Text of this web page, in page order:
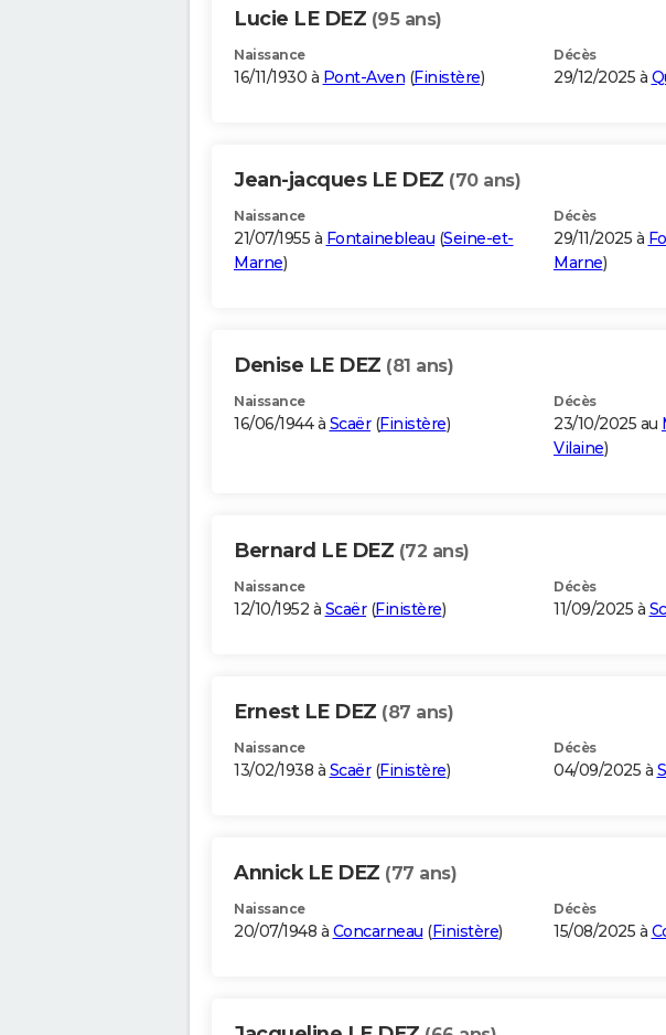
Lucie LE DEZ (95 ans)
Naissance
16/11/1930 à Pont-Aven (Finistère)
Décès
29/12/2025 à
Jean-jacques LE DEZ (70 ans)
Naissance
21/07/1955 à Fontainebleau (Seine-et-
Marne)
Décès
29/11/2025 à
Marne)
Denise LE DEZ (81 ans)
Naissance
16/06/1944 à Scaër(Finistère)
Décès
23/10/2025 au
Vilaine)
Bernard LE DEZ (72 ans)
Naissance
12/10/1952 à Scaër(Finistère)
Décès
11/09/2025 à
Ernest LE DEZ (87 ans)
Naissance
13/02/1938 à Scaër(Finistère)
Décès
04/09/2025 à
Annick LE DEZ (77 ans)
Naissance
20/07/1948 à Concarneau (Finistère)
Décès
15/08/2025 à